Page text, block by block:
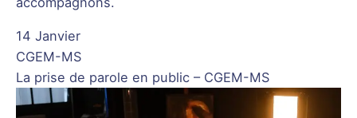
14 Janvier
CGEM-MS
La prise de parole en public – CGEM-MS